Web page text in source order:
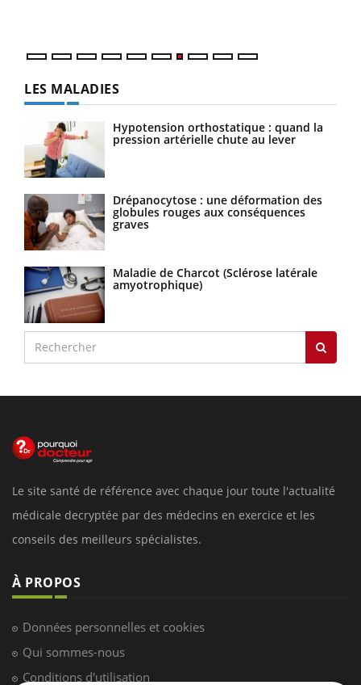
LES MALADIES
Hypotension orthostatique : quand la
pression artérielle chute au lever
Drépanocytose : une déformation des
globules rouges aux conséquences
graves
Maladie de Charcot (Sclérose latérale
amyotrophique)
Le site santé de référence avec chaque jour toute l'actualité
médicale decryptée par des médecins en exercice et les
conseils des meilleurs spécialistes.
À PROPOS
Données personnelles et cookies
Qui sommes-nous
Conditions d'utilisation